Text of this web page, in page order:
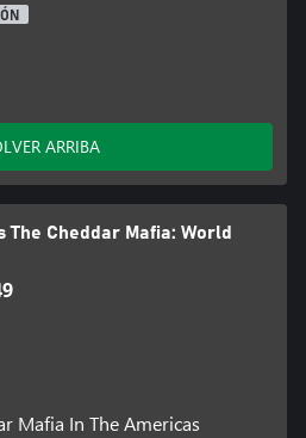
ARRIBA
The Cheddar Mafia: World
Mafia In The Americas